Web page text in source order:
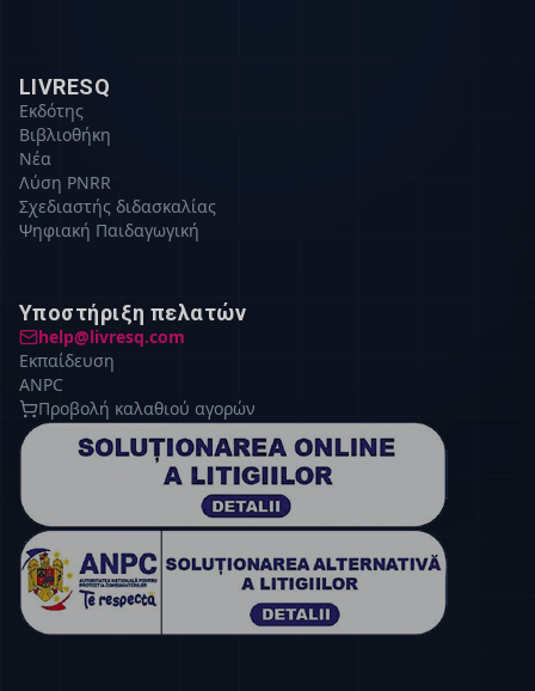
LIVRESQ
Εκδότης
Βιβλιοθήκη
Νέα
Λύση PNRR
Σχεδιαστής διδασκαλίας
Ψηφιακή Παιδαγωγική
Υποστήριξη πελατών
help@livresq.com
Εκπαίδευση
ANPC
Προβολή καλαθιού αγορών